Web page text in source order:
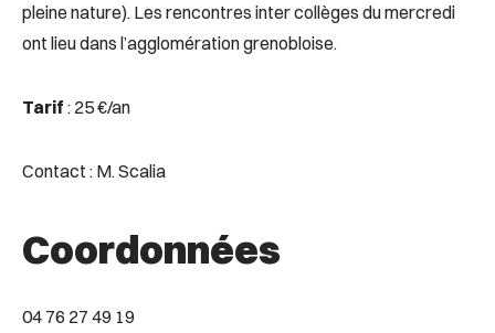
pleine nature). Les rencontres inter collèges du mercredi
ont lieu dans l’agglomération grenobloise.
Tarif : 25 €/an
Contact : M. Scalia
Coordonnées
04 76 27 49 19